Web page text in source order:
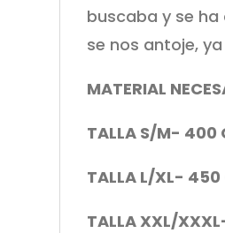
buscaba y se
se nos antoje,
MATERIAL
TALLA S/M- 400
TALLA L/XL- 450
TALLA XXL/